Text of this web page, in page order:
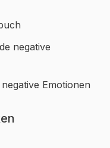
negative
Emotionen